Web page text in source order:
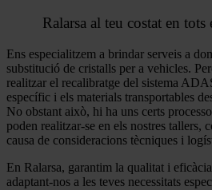
Ralarsa al teu costat en tots
Ens especialitzem a brindar serveis a
substitució de cristalls per a vehicles.
realitzar el recalibratge del sistema
específic i els materials transportables
No obstant això, hi ha uns certs
poden realitzar-se en els nostres tallers,
causa de consideracions tècniques i
En Ralarsa, garantim la qualitat i
adaptant-nos a les teves necessitats